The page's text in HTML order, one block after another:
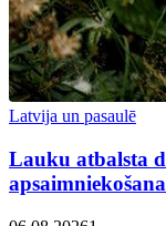
Latvija un pasaulē
Lauku atbalsta